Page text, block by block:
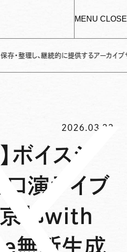
MENU CLOSE
継続的に提供するアーカイブサイトです✌
2026.03.23
ボイスシ
演ライブ
都with
無断生成